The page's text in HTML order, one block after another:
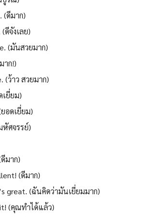
(ดีมาก)
ดีจังเลย)
(มันสวยมาก)
าก!)
(ว้าว สวยมาก)
เยี่ยม)
อดเยี่ยม)
หัศจรรย์)
มาก)
(ดีมาก)
great. (ฉันคิดว่ามันเยี่ยมมาก)
(คุณทำได้แล้ว)